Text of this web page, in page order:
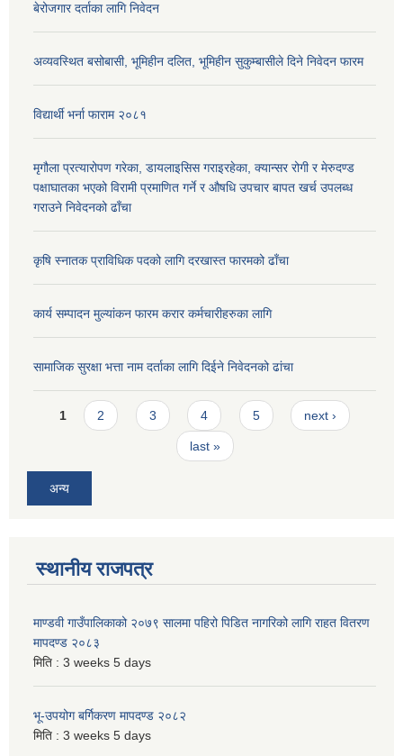
बेरोजगार दर्ताका लागि निवेदन
अव्यवस्थित बसोबासी, भूमिहीन दलित, भूमिहीन सुकुम्बासीले दिने निवेदन फारम
विद्यार्थी भर्ना फाराम २०८१
मृगौला प्रत्यारोपण गरेका, डायलाइसिस गराइरहेका, क्यान्सर रोगी र मेरुदण्ड
पक्षाघातका भएको विरामी प्रमाणित गर्ने र औषधि उपचार बापत खर्च उपलब्ध
गराउने निवेदनको ढाँचा
कृषि स्नातक प्राविधिक पदको लागि दरखास्त फारमको ढाँचा
कार्य सम्पादन मुल्यांकन फारम करार कर्मचारीहरुका लागि
सामाजिक सुरक्षा भत्ता नाम दर्ताका लागि दिईने निवेदनको ढांचा
Pages
1 2 3 4 5 next ›
last »
अन्य
स्थानीय राजपत्र
माण्डवी गाउँपालिकाको २०७९ सालमा पहिरो पिडित नागरिको लागि राहत वितरण
मापदण्ड २०८३
मिति : 3 weeks 5 days
भू-उपयोग बर्गिकरण मापदण्ड २०८२
मिति : 3 weeks 5 days